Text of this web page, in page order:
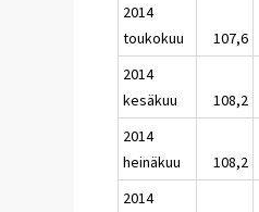
2014
toukokuu
107,6
2014
kesäkuu
108,2
2014
heinäkuu
108,2
2014